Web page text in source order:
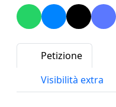
Petizione
Visibilità extra